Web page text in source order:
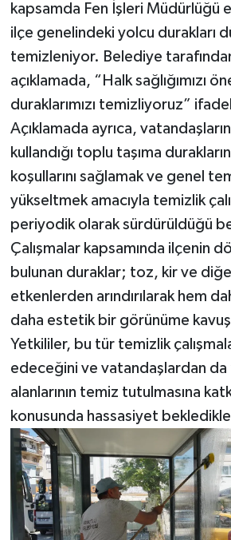
kapsamda Fen İşleri Müdürlüğü
ilçe genelindeki yolcu durakları
temizleniyor. Belediye
açıklamada, “Halk sağlığımızı
duraklarımızı temizliyoruz”
Açıklamada ayrıca,
kullandığı toplu taşıma
koşullarını sağlamak ve genel
yükseltmek amacıyla temizlik
periyodik olarak sürdürüldüğü
Çalışmalar kapsamında ilçenin
bulunan duraklar; toz, kir ve
etkenlerden arındırılarak hem
daha estetik bir görünüme
Yetkililer, bu tür temizlik
edeceğini ve vatandaşlardan da
alanlarının temiz tutulmasına
konusunda hassasiyet